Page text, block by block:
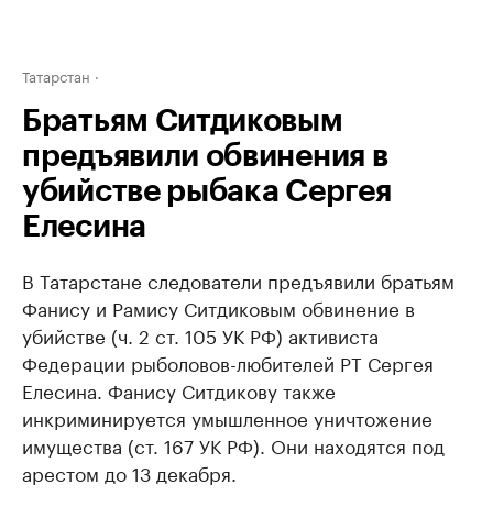
Татарстан
Братьям Ситдиковым
предъявили обвинения в
убийстве рыбака Сергея
Елесина
В Татарстане следователи предъявили братьям
Фанису и Рамису Ситдиковым обвинение в
убийстве (ч. 2 ст. 105 УК РФ) активиста
Федерации рыболовов-любителей РТ Сергея
Елесина. Фанису Ситдикову также
инкриминируется умышленное уничтожение
имущества (ст. 167 УК РФ). Они находятся под
арестом до 13 декабря.